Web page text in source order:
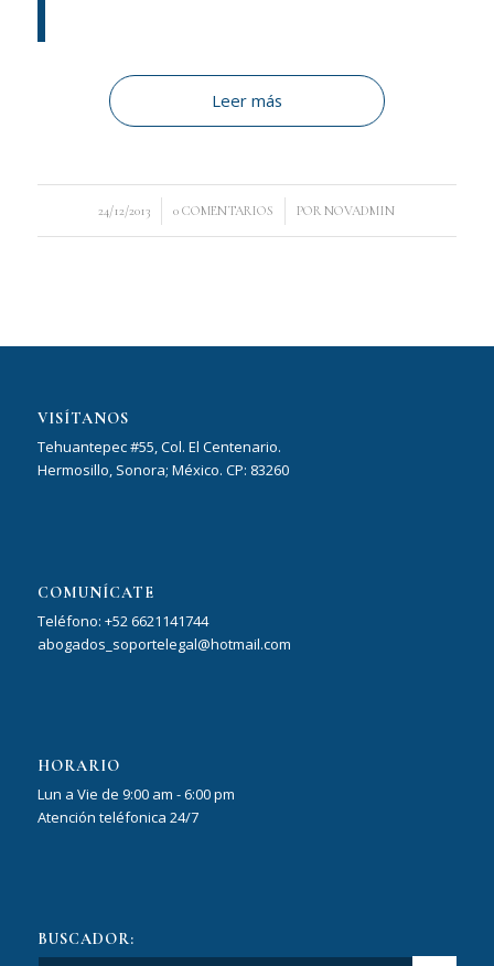
Leer más
24/12/2013 0 COMENTARIOS
/ PORNOVADMIN
VISÍTANOS
Tehuantepec #55, Col. El Centenario.
Hermosillo, Sonora; México. CP: 83260
COMUNÍCATE
Teléfono: +52 6621141744
abogados_soportelegal@hotmail.com
HORARIO
Lun a Vie de 9:00 am - 6:00 pm
Atención teléfonica 24/7
BUSCADOR: